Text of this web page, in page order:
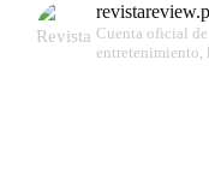
Cuenta oficial
entretenimiento,